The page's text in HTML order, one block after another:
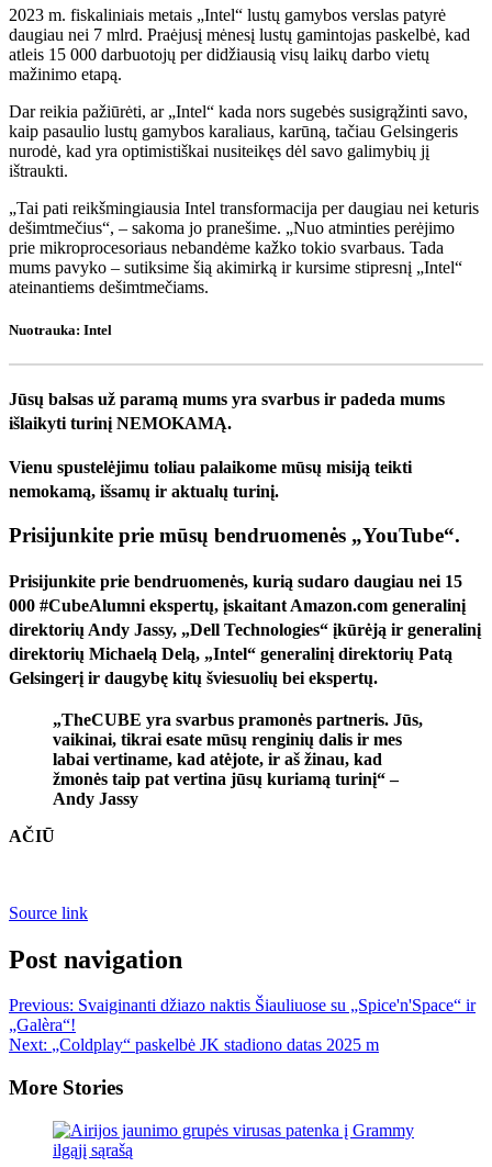
2023 m. fiskaliniais metais „Intel“ lustų gamybos verslas patyrė
daugiau nei 7 mlrd. Praėjusį mėnesį lustų gamintojas paskelbė, kad
atleis 15 000 darbuotojų per didžiausią visų laikų darbo vietų
mažinimo etapą.
Dar reikia pažiūrėti, ar „Intel“ kada nors sugebės susigrąžinti savo,
kaip pasaulio lustų gamybos karaliaus, karūną, tačiau Gelsingeris
nurodė, kad yra optimistiškai nusiteikęs dėl savo galimybių jį
ištraukti.
„Tai pati reikšmingiausia Intel transformacija per daugiau nei keturis
dešimtmečius“, – sakoma jo pranešime. „Nuo atminties perėjimo
prie mikroprocesoriaus nebandėme kažko tokio svarbaus. Tada
mums pavyko – sutiksime šią akimirką ir kursime stipresnį „Intel“
ateinantiems dešimtmečiams.
Nuotrauka: Intel
Jūsų balsas už paramą mums yra svarbus ir padeda mums
išlaikyti turinį NEMOKAMĄ.
Vienu spustelėjimu toliau palaikome mūsų misiją teikti
nemokamą, išsamų ir aktualų turinį.
Prisijunkite prie mūsų bendruomenės „YouTube“.
Prisijunkite prie bendruomenės, kurią sudaro daugiau nei 15
000 #CubeAlumni ekspertų, įskaitant Amazon.com generalinį
direktorių Andy Jassy, ​​„Dell Technologies“ įkūrėją ir generalinį
direktorių Michaelą Delą, „Intel“ generalinį direktorių Patą
Gelsingerį ir daugybę kitų šviesuolių bei ekspertų.
„TheCUBE yra svarbus pramonės partneris. Jūs,
vaikinai, tikrai esate mūsų renginių dalis ir mes
labai vertiname, kad atėjote, ir aš žinau, kad
žmonės taip pat vertina jūsų kuriamą turinį“ –
Andy Jassy
AČIŪ
Source link
Post navigation
Previous: Svaiginanti džiazo naktis Šiauliuose su „Spice'n'Space“ ir
„Galèra“!
Next: „Coldplay“ paskelbė JK stadiono datas 2025 m
More Stories